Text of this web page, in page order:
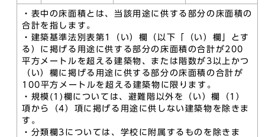
・表中の床面積とは、当該用途に供する部分の床面積の
合計を指します。
・建築基準法別表第1（い）欄（以下「（い）欄」とす
る）に掲げる用途に供する部分の床面積の合計が200
平方メートルを超える建築物、または階数が3以上かつ
（い）欄に掲げる用途に供する部分の床面積の合計が
100平方メートルを超える建築物に限ります。
・規模(1)欄については、避難階以外を（い）欄（1）
項から（4）項に掲げる用途に供しない建築物を除きま
す。
・分類欄3については、学校に附属するものを除きま